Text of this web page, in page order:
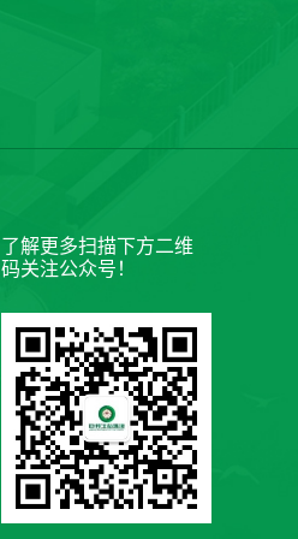
了解更多扫描下方二维
码关注公众号！